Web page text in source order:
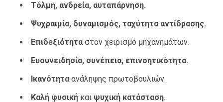
Τόλμη, ανδρεία, αυταπάρνηση.
Ψυχραιμία, δυναμισμός, ταχύτητα αντίδρασης.
Επιδεξιότητα στον χειρισμό μηχανημάτων.
Ευσυνειδησία, συνέπεια, επινοητικότητα.
Ικανότητα ανάληψης πρωτοβουλιών.
Καλή φυσική και ψυχική κατάσταση.